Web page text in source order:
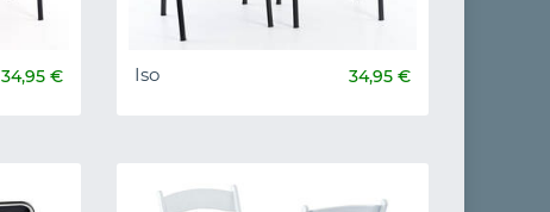
34,95 € Iso 34,95 €